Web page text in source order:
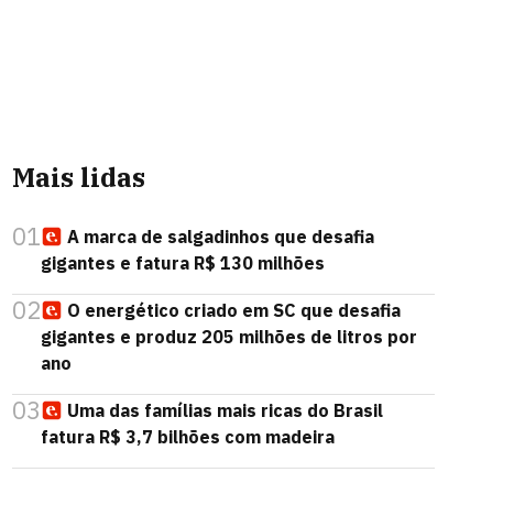
Mais lidas
01
A marca de salgadinhos que desafia
gigantes e fatura R$ 130 milhões
02
O energético criado em SC que desafia
gigantes e produz 205 milhões de litros por
ano
03
Uma das famílias mais ricas do Brasil
fatura R$ 3,7 bilhões com madeira